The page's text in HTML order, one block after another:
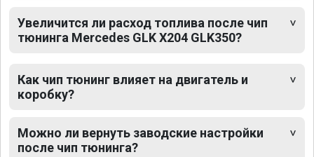
Увеличится ли расход топлива после чип
тюнинга Mercedes GLK X204 GLK350?
Как чип тюнинг влияет на двигатель и
коробку?
Можно ли вернуть заводские настройки
после чип тюнинга?